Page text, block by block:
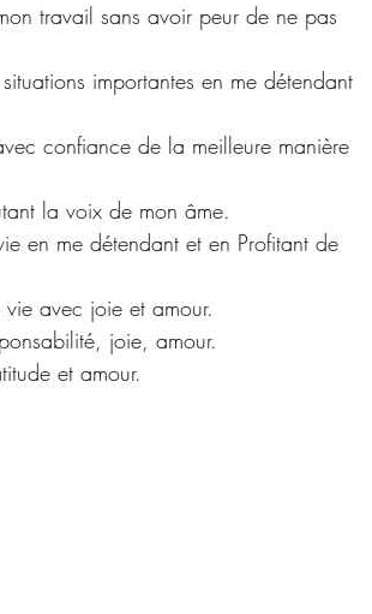
importantes en me détendant
confiance de la meilleure manière
la voix de mon âme.
en me détendant et en Profitant de
vie avec joie et amour.
joie, amour.
et amour.